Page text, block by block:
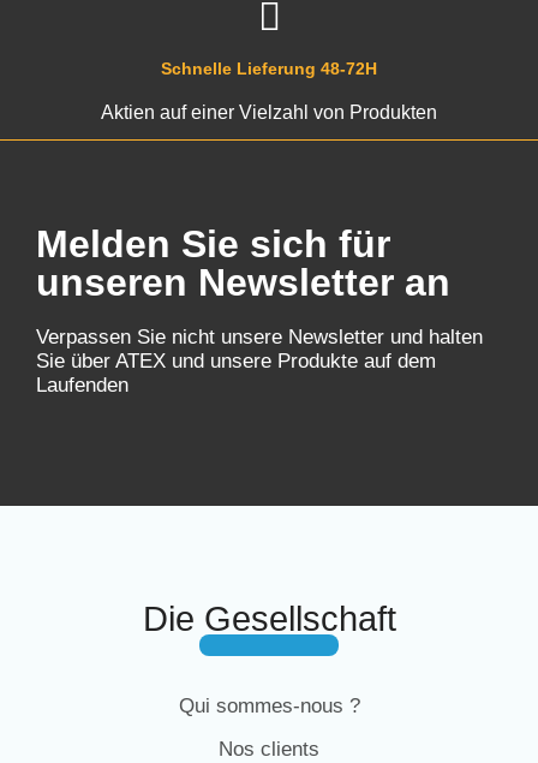
Schnelle Lieferung 48-72H
Aktien auf einer Vielzahl von Produkten
Melden Sie sich für
unseren Newsletter an
Verpassen Sie nicht unsere Newsletter und halten
Sie über ATEX und unsere Produkte auf dem
Laufenden
Die Gesellschaft
Qui sommes-nous ?
Nos clients